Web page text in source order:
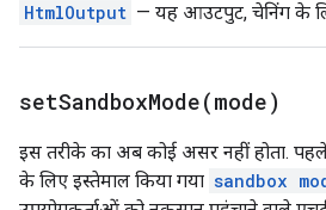
HtmlOutput — यह आउटपुट, चेनिंग के
setSandboxMode(mode)
इस तरीके का अब कोई असर नहीं होता.
के लिए इस्तेमाल किया गया sandbox